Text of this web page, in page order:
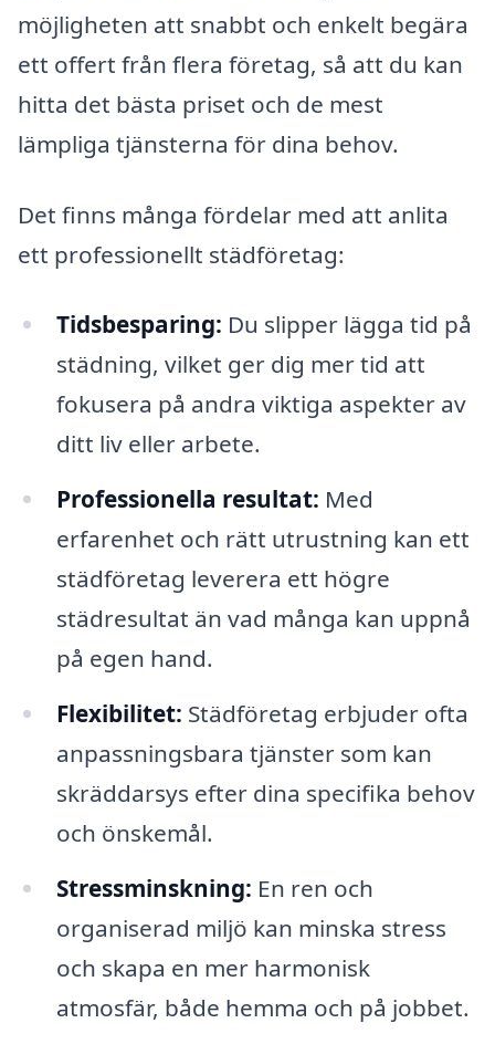
möjligheten att snabbt och enkelt begära
ett offert från flera företag, så att du kan
hitta det bästa priset och de mest
lämpliga tjänsterna för dina behov.
Det finns många fördelar med att anlita
ett professionellt städföretag:
Tidsbesparing: Du slipper lägga tid på
städning, vilket ger dig mer tid att
fokusera på andra viktiga aspekter av
ditt liv eller arbete.
Professionella resultat: Med
erfarenhet och rätt utrustning kan ett
städföretag leverera ett högre
städresultat än vad många kan uppnå
på egen hand.
Flexibilitet: Städföretag erbjuder ofta
anpassningsbara tjänster som kan
skräddarsys efter dina specifika behov
och önskemål.
Stressminskning: En ren och
organiserad miljö kan minska stress
och skapa en mer harmonisk
atmosfär, både hemma och på jobbet.